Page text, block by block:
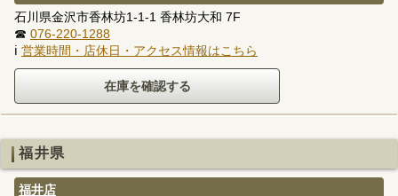
石川県金沢市香林坊1-1-1 香林坊大和 7F
☎ 076-220-1288
ℹ 営業時間・店休日・アクセス情報はこちら
福井県
福井店